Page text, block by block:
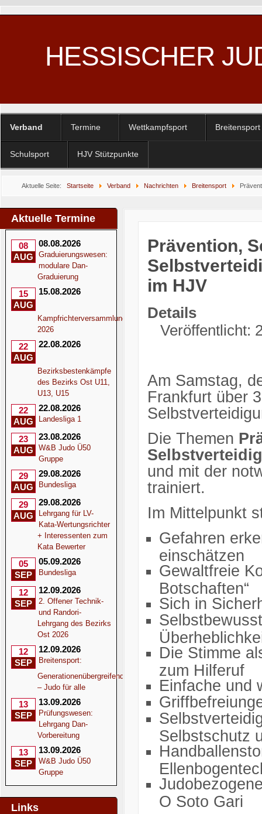
HESSISCHER
Verband Termine Wettkampfsport Breitensport
Schulsport HJV Stützpunkte
Aktuelle Seite: Startseite Verband Nachrichten Breitensport
Aktuelle Termine
08
AUG
08.08.2026
Graduierungswesen:
modulare Dan-
Graduierung
15
AUG
15.08.2026
Kampfrichterversammlung
2026
22
AUG
22.08.2026
Bezirksbestenkämpfe
des Bezirks Ost U11,
U13, U15
22
AUG
22.08.2026
Landesliga 1
23
AUG
23.08.2026
W&B Judo Ü50
Gruppe
29
AUG
29.08.2026
Bundesliga
29
AUG
29.08.2026
Lehrgang für LV-
Kata-Wertungsrichter
+ Interessenten zum
Kata Bewerter
05
SEP
05.09.2026
Bundesliga
12
SEP
12.09.2026
2. Offener Technik-
und Randori-
Lehrgang des Bezirks
Ost 2026
12
SEP
12.09.2026
Breitensport:
Generationenübergreifend
– Judo für alle
13
SEP
13.09.2026
Prüfungswesen:
Lehrgang Dan-
Vorbereitung
13
SEP
13.09.2026
W&B Judo Ü50
Gruppe
Links
Prävention,
im HJV
Details
Veröffentlicht:
Am Samstag,
Frankfurt über
Die Themen
und mit der
trainiert.
Im Mittelpunkt
Gefahren
einschätzen
Gewaltfreie
Botschaften“
Sich in
Die Stimme
zum Hilferuf
Einfache und
Selbstschutz
O Soto Gari